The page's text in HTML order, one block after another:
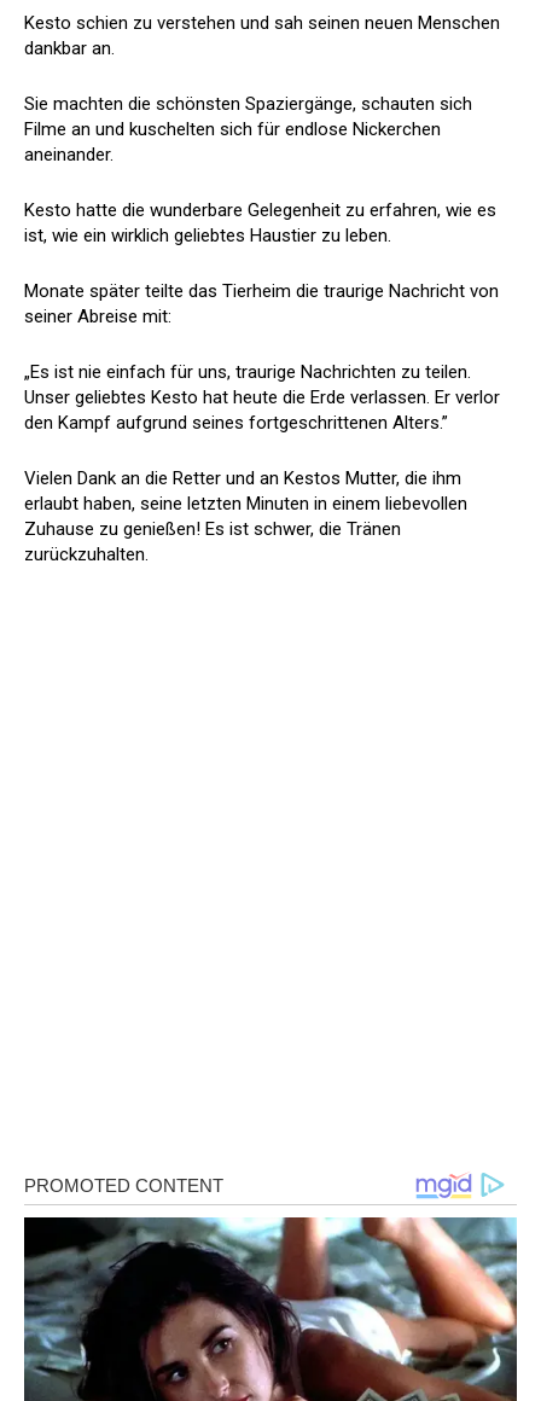
Kesto schien zu verstehen und sah seinen neuen Menschen
dankbar an.
Sie machten die schönsten Spaziergänge, schauten sich
Filme an und kuschelten sich für endlose Nickerchen
aneinander.
Kesto hatte die wunderbare Gelegenheit zu erfahren, wie es
ist, wie ein wirklich geliebtes Haustier zu leben.
Monate später teilte das Tierheim die traurige Nachricht von
seiner Abreise mit:
„Es ist nie einfach für uns, traurige Nachrichten zu teilen.
Unser geliebtes Kesto hat heute die Erde verlassen. Er verlor
den Kampf aufgrund seines fortgeschrittenen Alters.”
Vielen Dank an die Retter und an Kestos Mutter, die ihm
erlaubt haben, seine letzten Minuten in einem liebevollen
Zuhause zu genießen! Es ist schwer, die Tränen
zurückzuhalten.